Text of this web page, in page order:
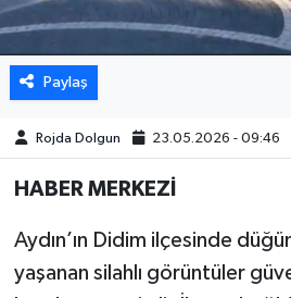
Paylaş
Rojda Dolgun 23.05.2026 - 09:46
HABER MERKEZİ
Aydın’ın Didim ilçesinde
yaşanan silahlı görüntüler
HABERDE İNSAN
KÜLTÜR SANAT
MAGAZİN
ÖZEL HABER